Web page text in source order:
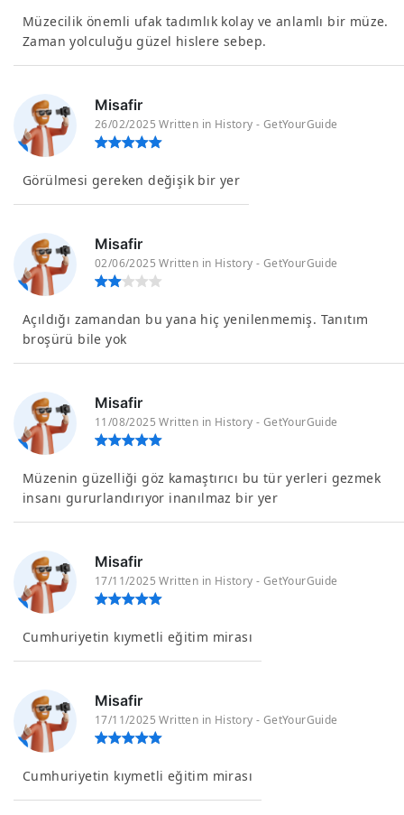
Müzecilik önemli ufak tadımlık kolay ve anlamlı bir müze.
Zaman yolculuğu güzel hislere sebep.
Misafir
26/02/2025 Written in History - GetYourGuide
Görülmesi gereken değişik bir yer
Misafir
02/06/2025 Written in History - GetYourGuide
Açıldığı zamandan bu yana hiç yenilenmemiş. Tanıtım
broşürü bile yok
Misafir
11/08/2025 Written in History - GetYourGuide
Müzenin güzelliği göz kamaştırıcı bu tür yerleri gezmek
insanı gururlandırıyor inanılmaz bir yer
Misafir
17/11/2025 Written in History - GetYourGuide
Cumhuriyetin kıymetli eğitim mirası
Misafir
17/11/2025 Written in History - GetYourGuide
Cumhuriyetin kıymetli eğitim mirası